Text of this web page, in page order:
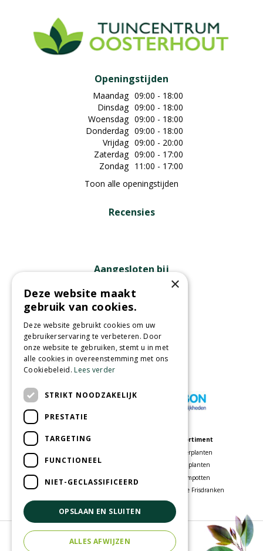
Openingstijden
Maandag 09:00 - 18:00
Dinsdag 09:00 - 18:00
Woensdag 09:00 - 18:00
Donderdag 09:00 - 18:00
Vrijdag 09:00 - 20:00
Zaterdag 09:00 - 17:00
Zondag 11:00 - 17:00
Toon alle openingstijden
Recensies
Aangesloten bij
Partners
Meer informatie
Speelparadijs
Bloemenwinkel
Assortiment
Kamerplanten
Tuinplanten
Bloempotten
Voordelige Frisdranken
© Tuincentrum Oosterhout
Green Solutions
×
Deze website maakt
gebruik van cookies.
Deze website gebruikt cookies om uw
gebruikerservaring te verbeteren. Door
onze website te gebruiken, stemt u in met
alle cookies in overeenstemming met ons
Cookiebeleid.Lees verder
STRIKT NOODZAKELIJK
PRESTATIE
TARGETING
FUNCTIONEEL
NIET-GECLASSIFICEERD
OPSLAAN EN SLUITEN
ALLES AFWIJZEN